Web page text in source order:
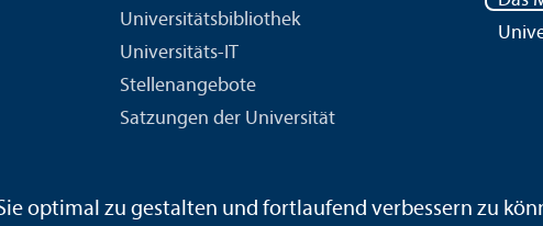
Universitäts­bibliothek
Universitäts-IT
Stellenangebote
Satzungen der Universität
Sitemap
optimal zu gestalten und fortlaufend verbessern zu